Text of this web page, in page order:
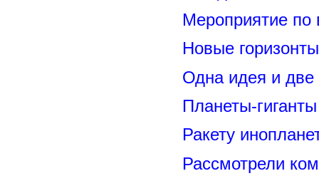
Мероприятие
Новые
Одна идея и две
Планеты-
Ракету
Рассмотрели